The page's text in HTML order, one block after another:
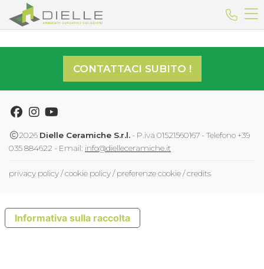
Dielle Ceramiche
CONTATTACI SUBITO !
Facebook
Instagram
Youtube
2026 Dielle Ceramiche S.r.l. - P.iva 01521560167 - Telefono +39
035 884622 - Email: info@dielleceramiche.it
privacy policy/cookie policy/preferenze cookie/credits
Informativa sulla raccolta